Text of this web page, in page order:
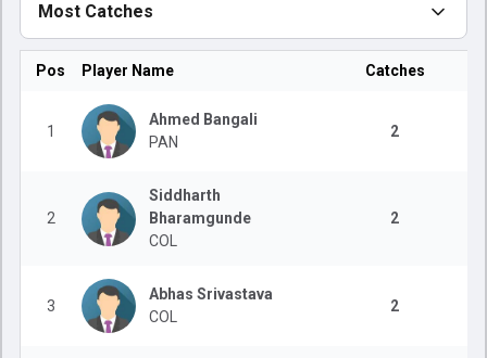
Most Catches
Pos Player Name Catches
1
Ahmed Bangali
PAN
2
2
Siddharth
Bharamgunde
COL
2
3
Abhas Srivastava
COL
2